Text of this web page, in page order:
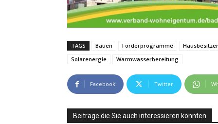
TAGS Bauen Förderprogramme
Hausbesitzer
Solarenergie
Warmwasserbereitung
Facebook Twitter
Beiträge die Sie auch interessieren könnten